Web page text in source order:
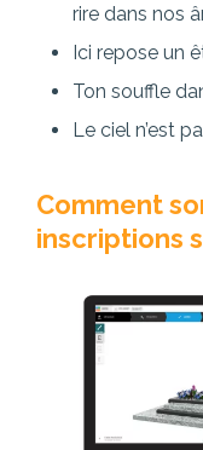
rire dans nos
Ici repose un
Ton souffle
Le ciel n’est
Comment
inscriptions